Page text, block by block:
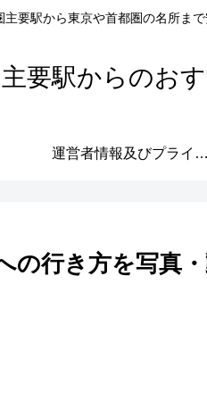
主要駅から東京や首都圏の名所ま
要駅からのお
運営者情報及びプライバシーポリシー
の行き方を写真